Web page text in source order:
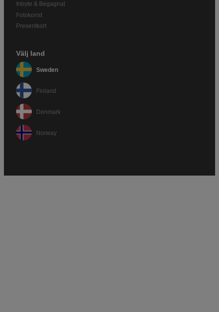
Inbyte & Begagnat
Fotokonst
Presentkort
Välj land
Sweden
Finland
Denmark
Norway